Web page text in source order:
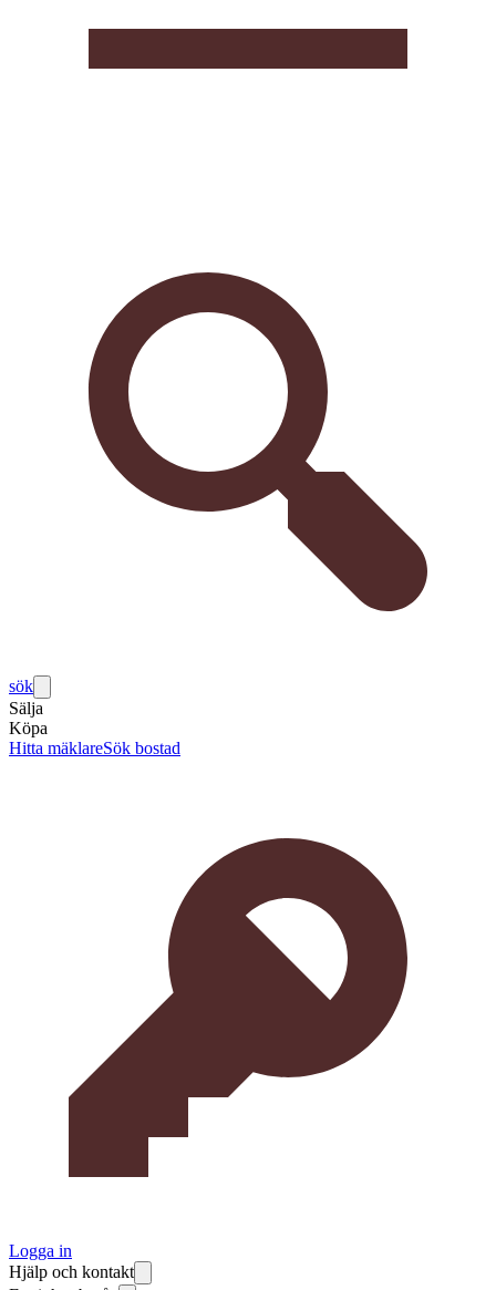
sök
Sälja
Köpa
Hitta mäklareSök bostad
Logga in
Hjälp och kontakt